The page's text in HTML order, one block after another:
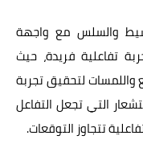
والسلس مع واجهة
تفاعلية فريدة، حيث
واللمسات لتحقيق تجربة
التي تجعل التفاعل
تتجاوز التوقعات.